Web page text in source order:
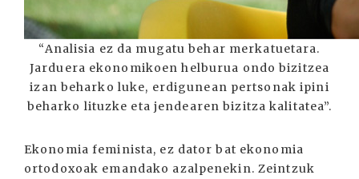
“Analisia ez da mugatu behar merkatuetara.
Jarduera ekonomikoen helburua ondo bizitzea
izan beharko luke, erdigunean pertsonak ipini
beharko lituzke eta jendearen bizitza kalitatea”.
Ekonomia feminista, ez dator bat ekonomia
ortodoxoak emandako azalpenekin. Zeintzuk